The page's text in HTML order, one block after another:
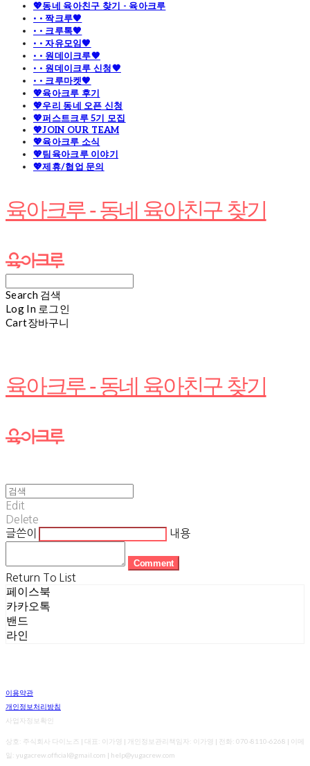
💖동네 육아친구 찾기 - 육아크루
· · 짝크루🧡
· · 크루톡🧡
· · 자유모임🧡
· · 원데이크루🧡
· · 원데이크루 신청🧡
· · 크루마켓🧡
💖육아크루 후기
💖우리 동네 오픈 신청
💖퍼스트크루 5기 모집
💖JOIN OUR TEAM
💖육아크루 소식
💖팀육아크루 이야기
💖제휴/협업 문의
육아크루 - 동네 육아친구 찾기
Search 검색
Log In 로그인
Cart장바구니
육아크루 - 동네 육아친구 찾기
Edit
Delete
글쓴이
내용
Comment
Return To List
페이스북
카카오톡
밴드
라인
이용약관
개인정보처리방침
사업자정보확인
상호: 주식회사 다이노즈 | 대표: 이가영 | 개인정보관리책임자: 이가영 | 전화: 070-8110-6268 | 이메
일: yugacrew.official@gmail.com | help@yugacrew.com